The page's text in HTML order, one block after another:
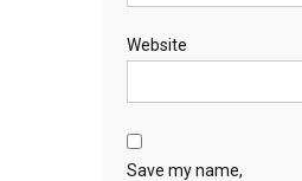
Website
Save my name,